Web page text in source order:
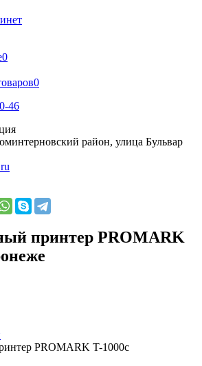
0
0
46
район, улица Бульвар
принтер PROMARK
PROMARK T-1000c